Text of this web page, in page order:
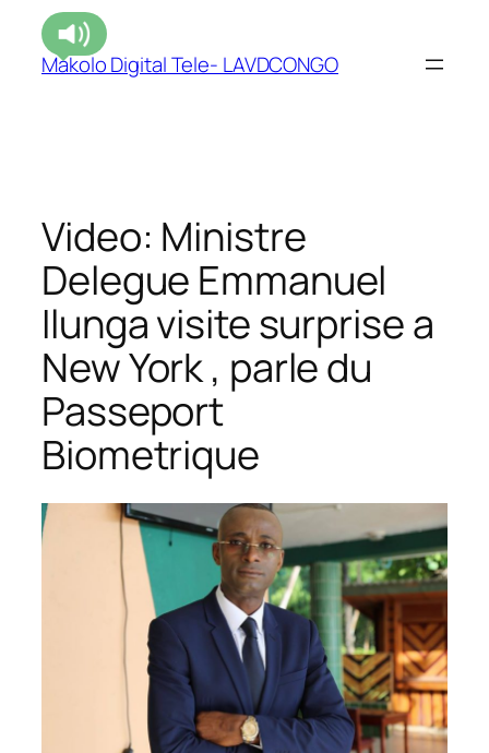
Makolo Digital Tele- LAVDCONGO
Video: Ministre
Delegue Emmanuel
Ilunga visite surprise a
New York , parle du
Passeport
Biometrique